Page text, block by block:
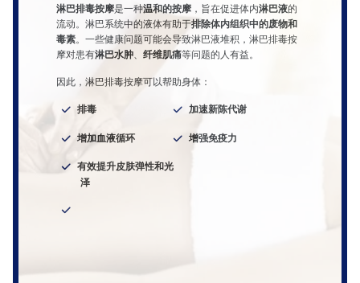
淋巴排毒按摩是一种温和的按摩 ，旨在促进体内淋巴液的
流动。淋巴系统中的液体有助于排除体内组织中的废物和
毒素。一些健康问题可能会导致淋巴液堆积，淋巴排毒按
摩对患有淋巴水肿、纤维肌痛等问题的人有益。
因此，淋巴排毒按摩可以帮助身体：
排毒 加速新陈代谢
增加血液循环 增强免疫力
有效提升皮肤弹性和光
泽